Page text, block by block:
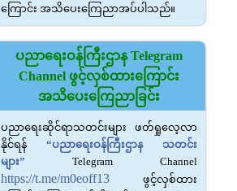
ကြောင်း အသိပေးကြေညာအပ်ပါသည်။
ပညာရေးဝန်ကြီးဌာန Telegram
Channel ဖွင့်လှစ်ထားကြောင်း
အသိပေးကြေညာခြင်း
ပညာရေးဆိုင်ရာသတင်းများ ဖတ်ရှုလေ့လာ
နိုင်ရန် “ပညာရေးဝန်ကြီးဌာန သတင်း
များ”
Telegram Channel
https://t.me/m0eoff13
ဖွင့်လှစ်ထား